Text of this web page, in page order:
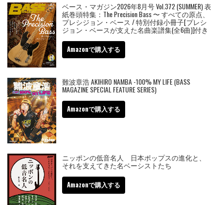
ベース・マガジン2026年8月号 Vol.372 (SUMMER) 表
紙巻頭特集：The Precision Bass 〜 すべての原点、
プレシジョン・ベース / 特別付録小冊子[プレシ
ジョン・ベースが支えた名曲楽譜集(全6曲)]付き
Amazonで購入する
難波章浩 AKIHIRO NAMBA -100% MY LIFE (BASS
MAGAZINE SPECIAL FEATURE SERIES)
Amazonで購入する
ニッポンの低音名人 日本ポップスの進化と、
それを支えてきた名ベーシストたち
Amazonで購入する